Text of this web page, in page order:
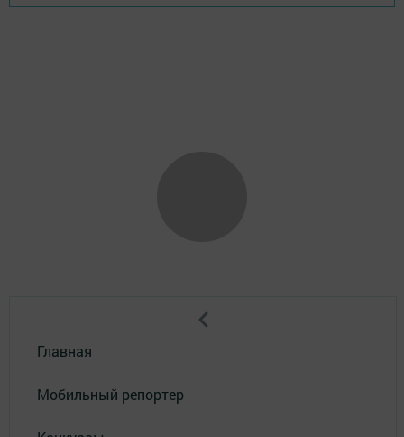
Главная
Мобильный репортер